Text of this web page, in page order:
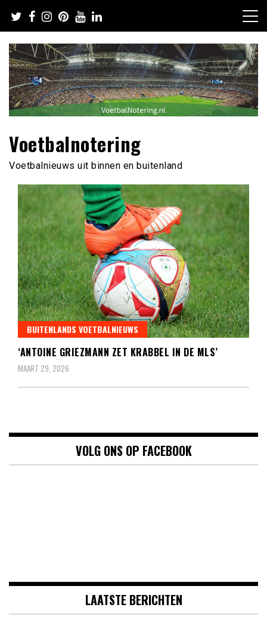
naar
de
inhoud
Voetbalnotering
Voetbalnieuws uit binnen en buitenland
BUITENLANDS VOETBALNIEUWS
‘ANTOINE GRIEZMANN ZET KRABBEL IN DE MLS’
MAART 29, 2026
VOLG ONS OP FACEBOOK
LAATSTE BERICHTEN